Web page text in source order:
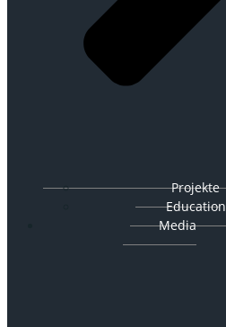
Projekte
Education
Media